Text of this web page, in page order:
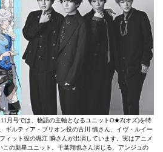
月号では、物語の主軸となるユニットO★Z(オズ)を特
ギルティア・ブリオン役の古川 慎さん、イヴ・ルイー
ィット役の堀江 瞬さんが出演しています。実はアニメ
この新星ユニット。千葉翔也さん演じる、アンジュの